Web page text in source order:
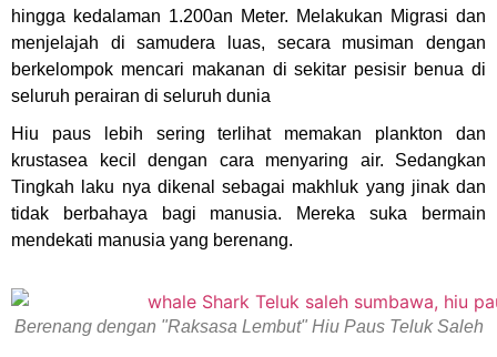
hingga kedalaman 1.200an Meter. Melakukan Migrasi dan
menjelajah di samudera luas, secara musiman dengan
berkelompok mencari makanan di sekitar pesisir benua di
seluruh perairan di seluruh dunia
Hiu paus lebih sering terlihat memakan plankton dan
krustasea kecil dengan cara menyaring air. Sedangkan
Tingkah laku nya dikenal sebagai makhluk yang jinak dan
tidak berbahaya bagi manusia. Mereka suka bermain
mendekati manusia yang berenang.
Berenang dengan "Raksasa Lembut" Hiu Paus Teluk Saleh